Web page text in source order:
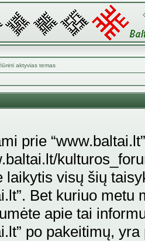
aktyvias temas
prie
laikytis visų šių
Bet kuriuo
apie tai
po pakeitimų,